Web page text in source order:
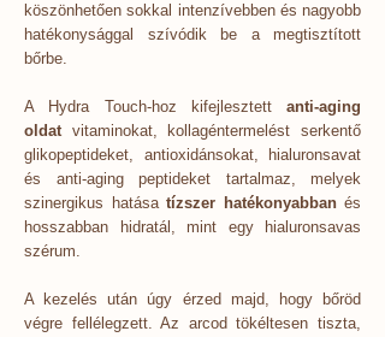
köszönhetően sokkal intenzívebben és nagyobb
hatékonysággal szívódik be a megtisztított
bőrbe.
A Hydra Touch-hoz kifejlesztett anti-aging
oldatvitaminokat, kollagéntermelést serkentő
glikopeptideket, antioxidánsokat, hialuronsavat
és anti-aging peptideket tartalmaz, melyek
szinergikus hatása tízszer hatékonyabbanés
hosszabban hidratál, mint egy hialuronsavas
szérum.
A kezelés után úgy érzed majd, hogy bőröd
végre fellélegzett. Az arcod tökéltesen tiszta,